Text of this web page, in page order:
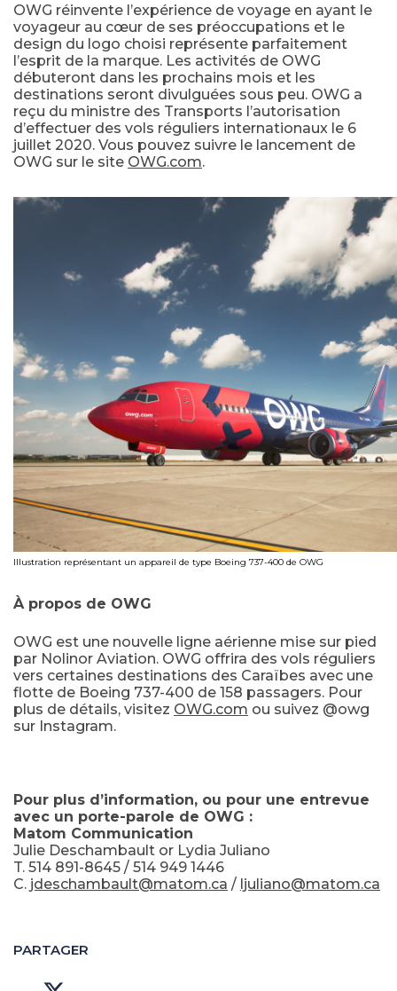
OWG réinvente l’expérience de voyage en ayant le
voyageur au cœur de ses préoccupations et le
design du logo choisi représente parfaitement
l’esprit de la marque. Les activités de OWG
débuteront dans les prochains mois et les
destinations seront divulguées sous peu. OWG a
reçu du ministre des Transports l’autorisation
d’effectuer des vols réguliers internationaux le 6
juillet 2020. Vous pouvez suivre le lancement de
OWG sur le site OWG.com.
Illustration représentant un appareil de type Boeing 737-400 de OWG
À propos de OWG
OWG est une nouvelle ligne aérienne mise sur pied
par Nolinor Aviation. OWG offrira des vols réguliers
vers certaines destinations des Caraïbes avec une
flotte de Boeing 737-400 de 158 passagers. Pour
plus de détails, visitez OWG.com ou suivez @owg
sur Instagram.
Pour plus d’information, ou pour une entrevue
avec un porte-parole de OWG :
Matom Communication
Julie Deschambault or Lydia Juliano
T. 514 891-8645 / 514 949 1446
C. jdeschambault@matom.ca / ljuliano@matom.ca
PARTAGER